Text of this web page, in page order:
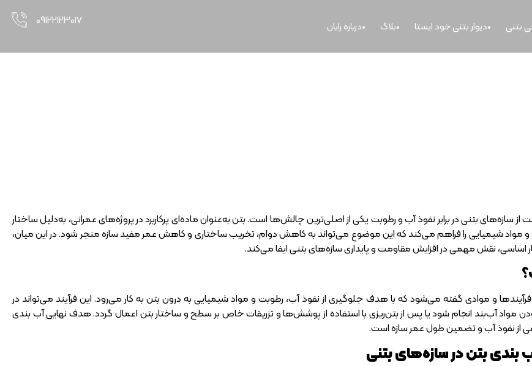
بتنی دیوار بتنی خود ایستا بلاگ درباره رایان ۰۹۱۲۲۱۲۳۰۱۷
بتنی در برابر نفوذ آب و رطوبت یکی از اصلی‌ترین چالش‌ها است. بتن به‌عنوان ماده‌ای پرکاربرد در پروژه‌های عمرانی، به‌دلیل ساختار
مواد شیمیایی را فراهم می‌کند که این موضوع می‌تواند به کاهش دوام، تخریب ساختاری و کاهش عمر مفید سازه منجر شود. در این میان،
اساسی، نقش مهمی در افزایش مقاومت و پایداری سازه‌های بتنی ایفا می‌کند.
و موادی گفته می‌شود که با هدف جلوگیری از نفوذ آب، رطوبت و مواد شیمیایی به درون بتن به کار می‌رود. این فرآیند می‌تواند در
مواد آب‌بند انجام شود یا پس از بتن‌ریزی با استفاده از پوشش‌ها و تزریقات خاص بر سطح و ساختار بتن اعمال گردد. هدف نهایی آب بندی
از نفوذ آب و تضمین طول عمر سازه است.
بندی بتن در سازه‌های بتنی